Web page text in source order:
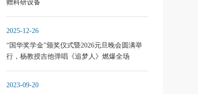
赠科研设备
2025-12-26
“国华奖学金”颁奖仪式暨2026元旦晚会圆满举
行，杨教授吉他弹唱《追梦人》燃爆全场
2023-09-20